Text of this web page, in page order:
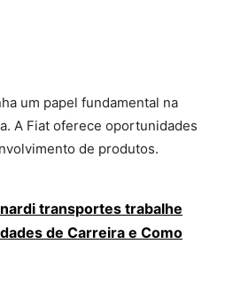
um papel fundamental na
A Fiat oferece oportunidades
de produtos.
transportes trabalhe
de Carreira e Como